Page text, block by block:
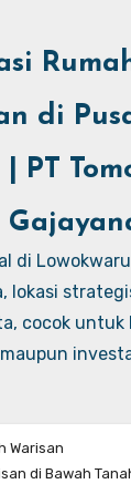
di
PT
di
lokasi
cocok untuk
maupun
Warisan
di Bawah